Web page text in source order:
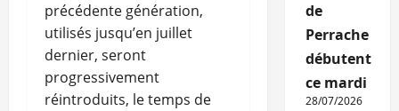
précédente génération,
utilisés jusqu’en juillet
dernier, seront
progressivement
réintroduits, le temps de
de
Perrache
débutent
ce mardi
28/07/2026